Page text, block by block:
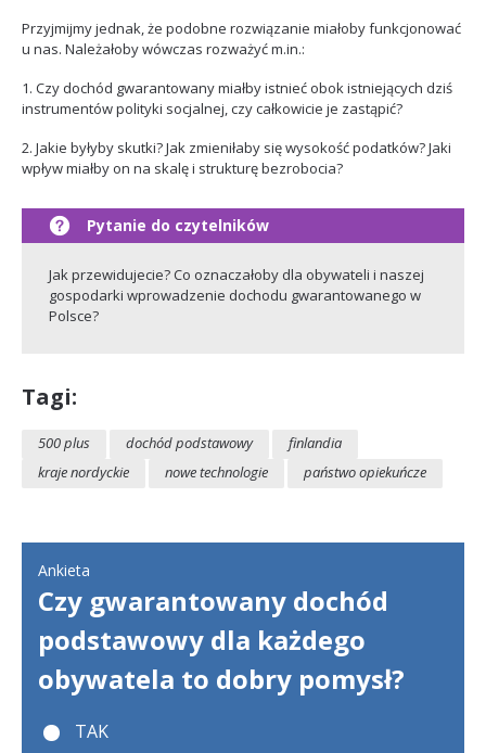
Przyjmijmy jednak, że podobne rozwiązanie miałoby funkcjonować
u nas. Należałoby wówczas rozważyć m.in.:
1. Czy dochód gwarantowany miałby istnieć obok istniejących dziś
instrumentów polityki socjalnej, czy całkowicie je zastąpić?
2. Jakie byłyby skutki? Jak zmieniłaby się wysokość podatków? Jaki
wpływ miałby on na skalę i strukturę bezrobocia?
Jak przewidujecie? Co oznaczałoby dla obywateli i naszej
gospodarki wprowadzenie dochodu gwarantowanego w
Polsce?
Tagi:
500 plus dochód podstawowy
finlandia
kraje nordyckie
nowe technologie państwo opiekuńcze
Ankieta
Czy gwarantowany dochód
podstawowy dla każdego
obywatela to dobry pomysł?
TAK